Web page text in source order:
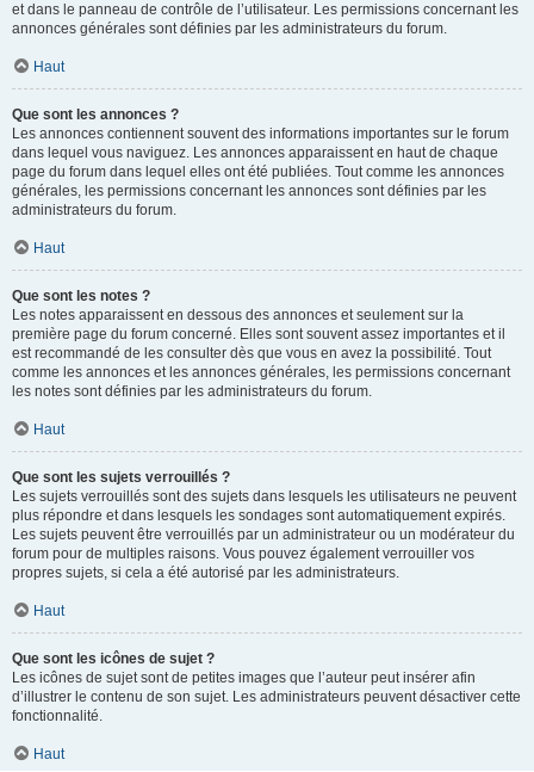
et dans le panneau de contrôle de l’utilisateur. Les permissions concernant les
annonces générales sont définies par les administrateurs du forum.
Haut
Que sont les annonces ?
Les annonces contiennent souvent des informations importantes sur le forum
dans lequel vous naviguez. Les annonces apparaissent en haut de chaque
page du forum dans lequel elles ont été publiées. Tout comme les annonces
générales, les permissions concernant les annonces sont définies par les
administrateurs du forum.
Haut
Que sont les notes ?
Les notes apparaissent en dessous des annonces et seulement sur la
première page du forum concerné. Elles sont souvent assez importantes et il
est recommandé de les consulter dès que vous en avez la possibilité. Tout
comme les annonces et les annonces générales, les permissions concernant
les notes sont définies par les administrateurs du forum.
Haut
Que sont les sujets verrouillés ?
Les sujets verrouillés sont des sujets dans lesquels les utilisateurs ne peuvent
plus répondre et dans lesquels les sondages sont automatiquement expirés.
Les sujets peuvent être verrouillés par un administrateur ou un modérateur du
forum pour de multiples raisons. Vous pouvez également verrouiller vos
propres sujets, si cela a été autorisé par les administrateurs.
Haut
Que sont les icônes de sujet ?
Les icônes de sujet sont de petites images que l’auteur peut insérer afin
d’illustrer le contenu de son sujet. Les administrateurs peuvent désactiver cette
fonctionnalité.
Haut